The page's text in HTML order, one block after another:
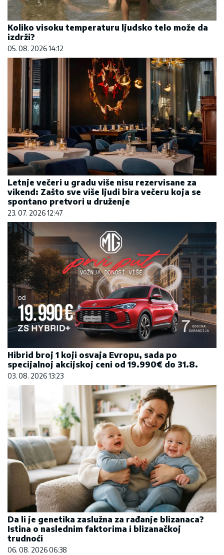
Koliko visoku temperaturu ljudsko telo može da
izdrži?
05. 08. 2026 14:12
Letnje večeri u gradu više nisu rezervisane za
vikend: Zašto sve više ljudi bira večeru koja se
spontano pretvori u druženje
23. 07. 2026 12:47
Hibrid broj 1 koji osvaja Evropu, sada po
specijalnoj akcijskoj ceni od 19.990€ do 31.8.
03. 08. 2026 13:23
Da li je genetika zaslužna za rađanje blizanaca?
Istina o naslednim faktorima i blizanačkoj
trudnoći
06. 08. 2026 06:38